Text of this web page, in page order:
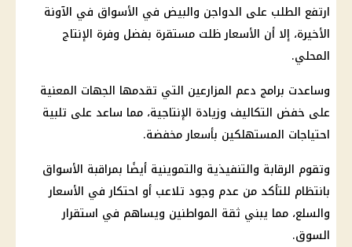
ارتفع الطلب على الدواجن والبيض في الأسواق في الآونة
الأخيرة، إلا أن الأسعار ظلت مستقرة بفضل وفرة الإنتاج
المحلي.
وساعدت برامج دعم المزارعين التي تقدمها الجهات المعنية
على خفض التكاليف وزيادة الإنتاجية، مما ساعد على تلبية
احتياجات المستهلكين بأسعار مخفضة.
وتقوم الرقابة والتنفيذية والتموينية أيضًا بمراقبة الأسواق
بانتظام للتأكد من عدم وجود تلاعب أو احتكار في الأسعار
والسلع، مما يبني ثقة المواطنين ويساهم في استقرار
السوق.